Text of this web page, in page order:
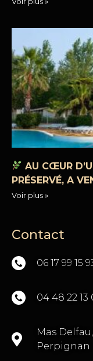
AU CŒUR
PRÉSERVÉ, A
Voir plus »
Contact
06 17 99 15
04 48 22 13
Mas
Perpignan